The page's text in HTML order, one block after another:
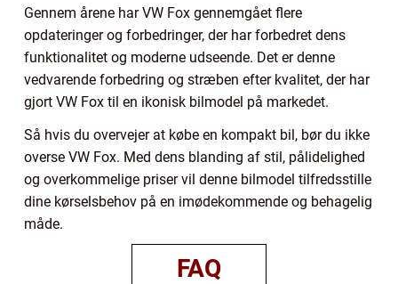
Gennem årene har VW Fox gennemgået flere
opdateringer og forbedringer, der har forbedret dens
funktionalitet og moderne udseende. Det er denne
vedvarende forbedring og stræben efter kvalitet, der har
gjort VW Fox til en ikonisk bilmodel på markedet.
Så hvis du overvejer at købe en kompakt bil, bør du ikke
overse VW Fox. Med dens blanding af stil, pålidelighed
og overkommelige priser vil denne bilmodel tilfredsstille
dine kørselsbehov på en imødekommende og behagelig
måde.
FAQ